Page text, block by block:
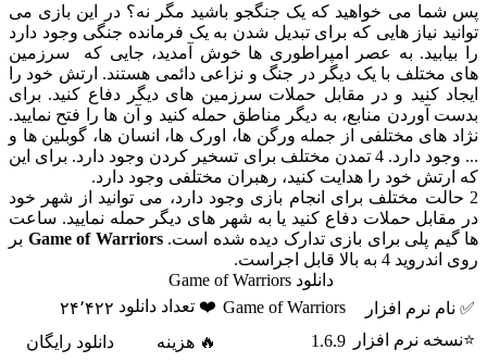
می خواهید که یک جنگجو باشید مگر نه؟ در این بازی می
نیاز هایی که برای تبدیل شدن به یک فرمانده جنگی وجود دارد
به عصر امپراطوری ها خوش آمدید، جایی که سرزمین
با یک دیگر در جنگ و نزاعی دائمی هستند. ارتش خود را
کنید و در مقابل حملات سرزمین های دیگر دفاع کنید. برای
منابع، به دیگر مناطق حمله کنید و آن ها را فتح نمایید.
مختلفی از جمله ورگن ها، اورک ها، انسان ها، گوبلین ها و
... وجود دارد. 4 تمدن مختلف برای تسخیر کردن وجود دارد. برای این
خود را هدایت کنید، رهبران مختلفی وجود دارد.
مختلف برای انجام بازی وجود دارد، می توانید از شهر خود
حملات دفاع کنید یا به شهر های دیگر حمله نمایید. ساعت
پلی برای بازی تدارک دیده شده است.
Game of Warriorsبر
قابل اجراست.
نرم افزار
Game of Warriors ❤️ تعداد دانلود ۲۴٬۴۲۲
نرم افزار
1.6.9 🔥 هزینه
دانلود رایگان